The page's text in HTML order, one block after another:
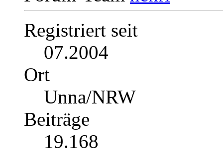
Registriert seit
07.2004
Ort
Unna/NRW
Beiträge
19.168